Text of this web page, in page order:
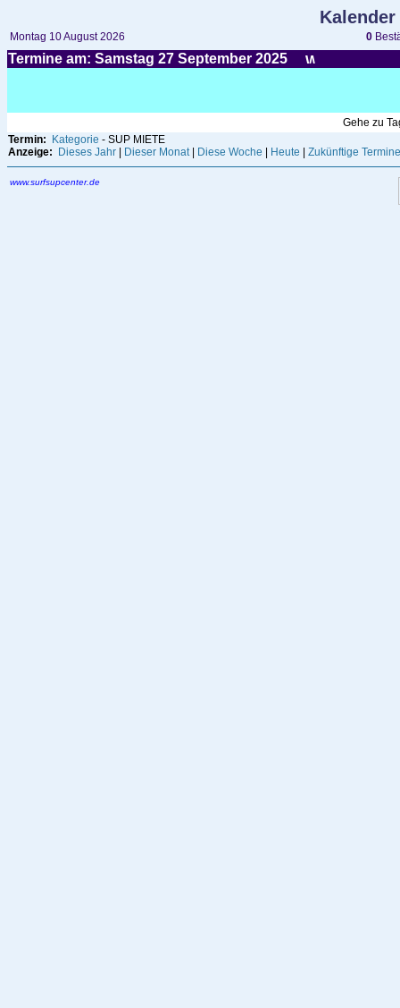
Montag 10 August 2026 0
Termine am: Samstag 27 September 2025
Gehe zu
Termin:
Kategorie - SUP MIETE
Anzeige:
Dieses Jahr Dieser Monat| Diese Woche Heute Zukünftige Termine
www.surfsupcenter.de